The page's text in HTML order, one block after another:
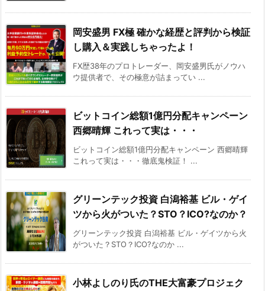
岡安盛男 FX極 確かな経歴と評判から検証
し購入＆実践しちゃったよ！
FX歴38年のプロトレーダー、岡安盛男氏がノウハ
ウ提供者で、その極意が詰まってい ...
ビットコイン総額1億円分配キャンペーン
西郷晴輝 これって実は・・・
ビットコイン総額1億円分配キャンペーン 西郷晴輝
これって実は・・・徹底鬼検証！ ...
グリーンテック投資 白潟裕基 ビル・ゲイ
ツから火がついた？STO？ICO?なのか？
グリーンテック投資 白潟裕基 ビル・ゲイツから火
がついた？STO？ICO?なのか ...
小林よしのり氏のTHE大富豪プロジェク